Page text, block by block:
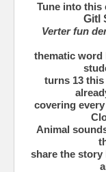
Tune into this
Gitl
Verter fun
thematic word
turns 13 this
covering
Animal
share the story